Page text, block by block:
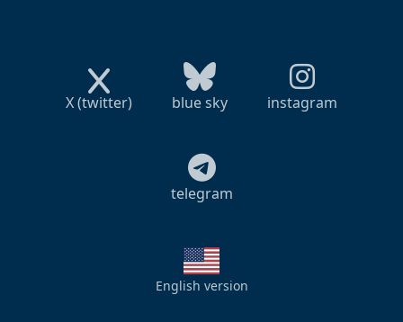
X (twitter) blue sky instagram
telegram
English version